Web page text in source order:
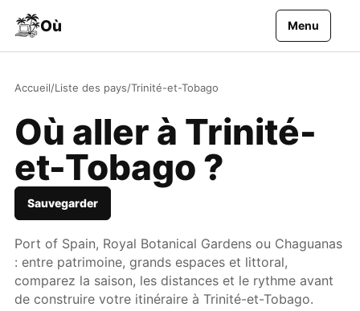
Où Menu
Accueil/Liste des pays/Trinité-et-Tobago
Où aller à Trinité-
et-Tobago ?
Sauvegarder
Port of Spain, Royal Botanical Gardens ou Chaguanas
: entre patrimoine, grands espaces et littoral,
comparez la saison, les distances et le rythme avant
de construire votre itinéraire à Trinité-et-Tobago.